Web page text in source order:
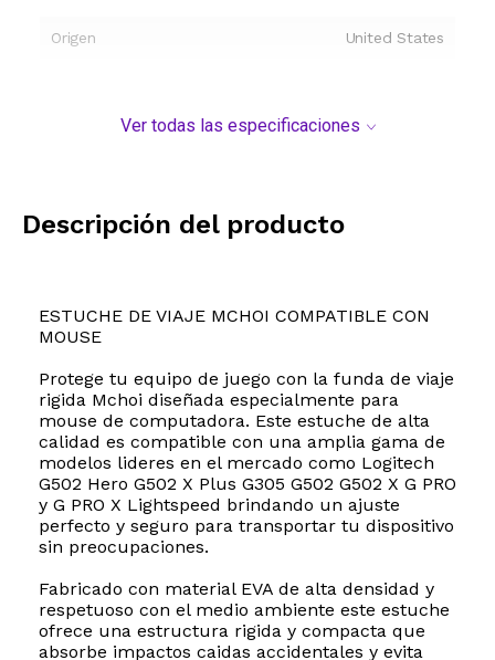
Origen United States
Ver todas las especificaciones
Descripción del producto
ESTUCHE DE VIAJE MCHOI COMPATIBLE CON
MOUSE
Protege tu equipo de juego con la funda de viaje
rigida Mchoi diseñada especialmente para
mouse de computadora. Este estuche de alta
calidad es compatible con una amplia gama de
modelos lideres en el mercado como Logitech
G502 Hero G502 X Plus G305 G502 G502 X G PRO
y G PRO X Lightspeed brindando un ajuste
perfecto y seguro para transportar tu dispositivo
sin preocupaciones.
Fabricado con material EVA de alta densidad y
respetuoso con el medio ambiente este estuche
ofrece una estructura rigida y compacta que
absorbe impactos caidas accidentales y evita